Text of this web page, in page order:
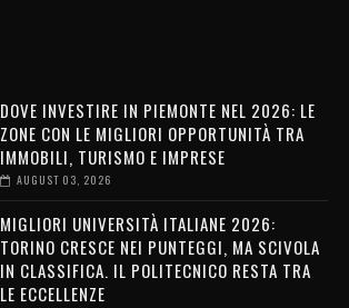
DOVE INVESTIRE IN PIEMONTE NEL 2026: LE
ZONE CON LE MIGLIORI OPPORTUNITÀ TRA
IMMOBILI, TURISMO E IMPRESE
AUGUST 03, 2026
MIGLIORI UNIVERSITÀ ITALIANE 2026:
TORINO CRESCE NEI PUNTEGGI, MA SCIVOLA
IN CLASSIFICA. IL POLITECNICO RESTA TRA
LE ECCELLENZE